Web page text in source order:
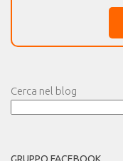
Cerca nel blog